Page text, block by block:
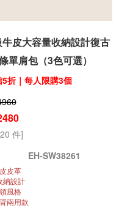
皮大容量收納設計復古
單肩包（3色可選）
折｜每人限購3個
件]
EH-SW38261
皮革
納設計
風格
兩用款